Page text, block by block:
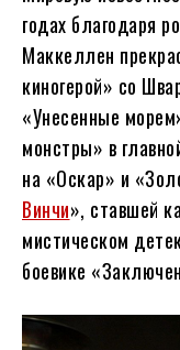
годах благодаря
Маккеллен
киногерой» со
«Унесенные
монстры» в
на «Оскар» и
Винчи», ставшей
мистическом
боевике